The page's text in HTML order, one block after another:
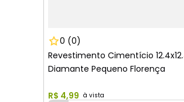
0 (0)
Revestimento Cimentício
Diamante Pequeno Florença
R$ 4,99